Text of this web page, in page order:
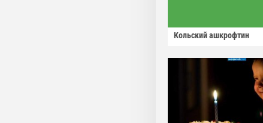
Кольский ашкрофтин